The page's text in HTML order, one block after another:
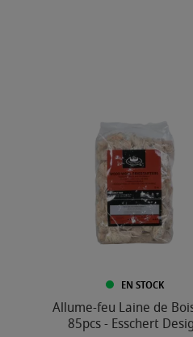
EN STOCK
Allume-feu Laine de
85pcs - Esschert